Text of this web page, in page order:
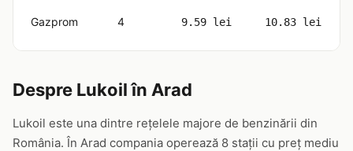
Gazprom 4 9.59 lei 10.83 lei
Despre Lukoil în Arad
Lukoil este una dintre rețelele majore de benzinării din
România. În Arad compania operează 8 stații cu preț mediu